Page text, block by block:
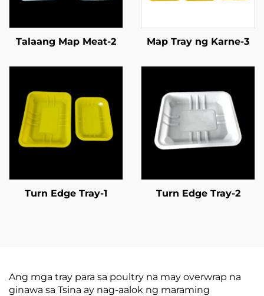
Talaang Map Meat-2 Map Tray ng Karne-3
Turn Edge Tray-1 Turn Edge Tray-2
Ang mga tray para sa poultry na may overwrap na
ginawa sa Tsina ay nag-aalok ng maraming